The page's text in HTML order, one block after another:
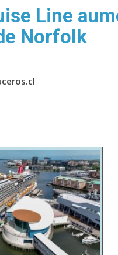
Line
Norfolk